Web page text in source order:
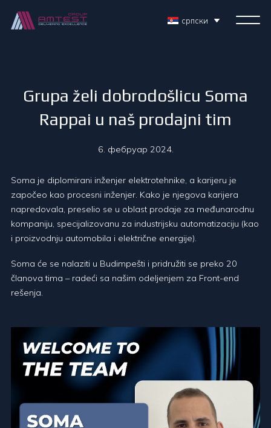
српски
Grupa želi dobrodošlicu Soma
Rappai u naš prodajni tim
6. фебруар 2024.
Soma je diplomirani inženjer elektrotehnike, a karijeru je
započeo kao procesni inženjer. Kako je njegova karijera
napredovala, preselio se u oblast prodaje za međunarodnu
kompaniju, specijalizovanu za industrijsku automatizaciju (kao
i proizvodnju automobila i električne energije).
Soma će se nalaziti u Budimpešti i pridružiti se preko 20
članova tima – radeći sa našim odeljenjem za Front-end
rešenja.